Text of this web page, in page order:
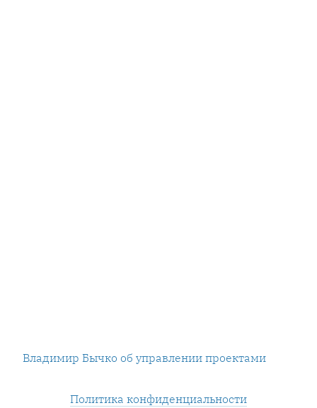
Владимир Бычко об управлении проектами
Политика конфиденциальности